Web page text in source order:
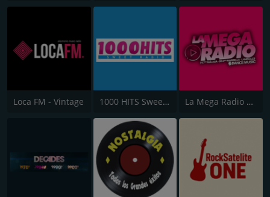
Loca FM - Vintage 1000 HITS Sweet Radio La Mega Radio 91.7 FM